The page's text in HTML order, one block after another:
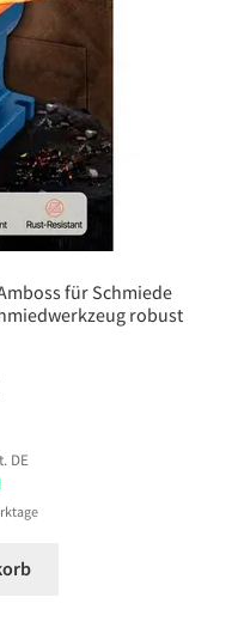
für Schmiede
robust
DE